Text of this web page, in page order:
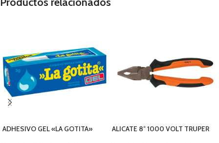
ADHESIVO GEL «LA GOTITA»
ALICATE 8″ 1000 VOLT TRUPER